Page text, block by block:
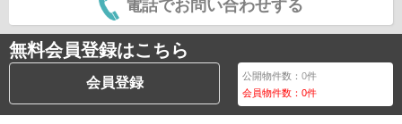
電話でお問い合わせする
無料会員登録はこちら
会員登録 公開物件数：0件
会員物件数：0件